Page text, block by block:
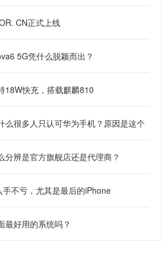
CN正式上线
5G凭什么脱颖而出？
18W快充，搭载麒麟810
么很多人只认可华为手机？原因是这个
分辨是官方旗舰店还是代理商？
手不亏，尤其是最后的iPhone
最好用的系统吗？